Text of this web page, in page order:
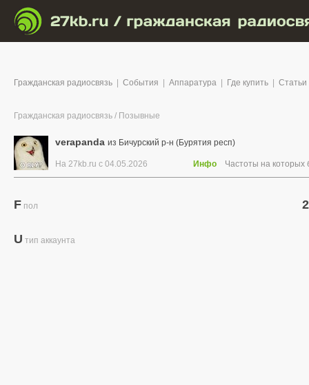
Гражданская радиосвязь События Аппаратура Где купить Статьи
Гражданская радиосвязь / Позывные
verapanda из Бичурский р-н (Бурятия респ)
На 27kb.ru с 04.05.2026 Инфо Частоты на которых
F пол
U тип аккаунта